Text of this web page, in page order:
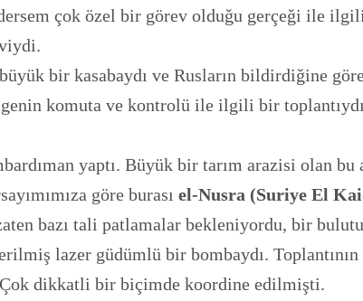
çok özel bir görev olduğu gerçeği ile
bir kasabaydı ve Rusların bildirdiğine
komuta ve kontrolü ile ilgili bir
yaptı. Büyük bir tarım arazisi olan
göre burası el-Nusra (Suriye El
bazı tali patlamalar bekleniyordu, bir
lazer güdümlü bir bombaydı.
Çok dikkatli bir biçimde koordine edilmişti.